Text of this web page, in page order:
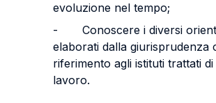
evoluzione nel tempo;
- Conoscere i diversi
elaborati dalla giurisprudenza
riferimento agli istituti trattati
lavoro.